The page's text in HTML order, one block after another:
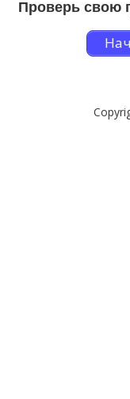
Проверь свою